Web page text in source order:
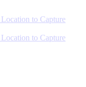
to Capture
to Capture